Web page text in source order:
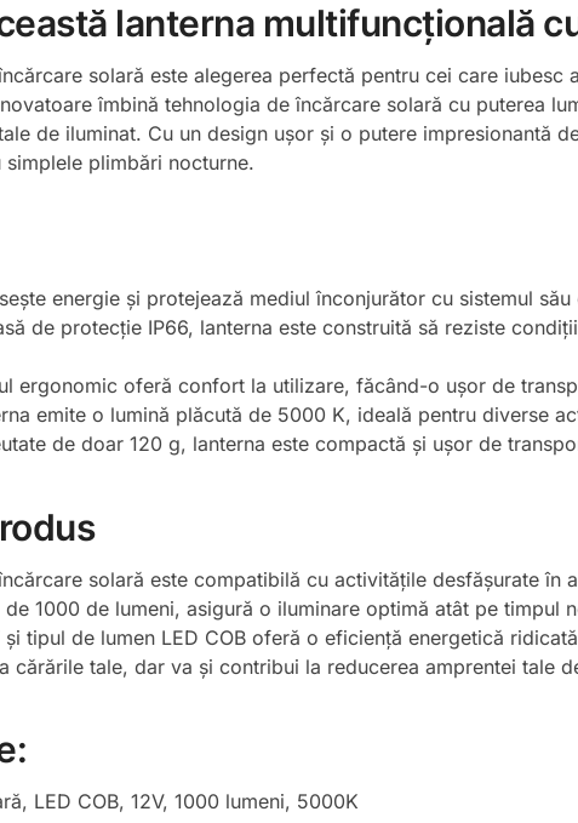
lanterna multifuncțională
solară este alegerea perfectă pentru cei care
îmbină tehnologia de încărcare solară cu puterea
de iluminat. Cu un design ușor și o putere impresionantă
plimbări nocturne.
energie și protejează mediul înconjurător cu sistemul
de protecție IP66, lanterna este construită să reziste
ergonomic oferă confort la utilizare, făcând-o ușor de
emite o lumină plăcută de 5000 K, ideală pentru diverse
de doar 120 g, lanterna este compactă și ușor de
solară este compatibilă cu activitățile desfășurate
1000 de lumeni, asigură o iluminare optimă atât pe timpul
și tipul de lumen LED COB oferă o eficiență energetică
cărările tale, dar va și contribui la reducerea amprentei tale
LED COB, 12V, 1000 lumeni, 5000K